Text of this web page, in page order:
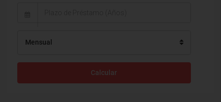
Mensual
Calcular